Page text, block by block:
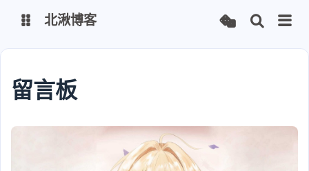
北湫博客
留言板